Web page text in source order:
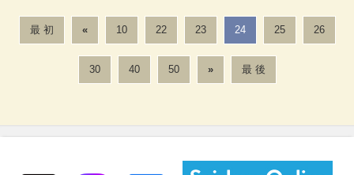
最 初 « 10 22 23 24 25 26
30 40 50 » 最 後